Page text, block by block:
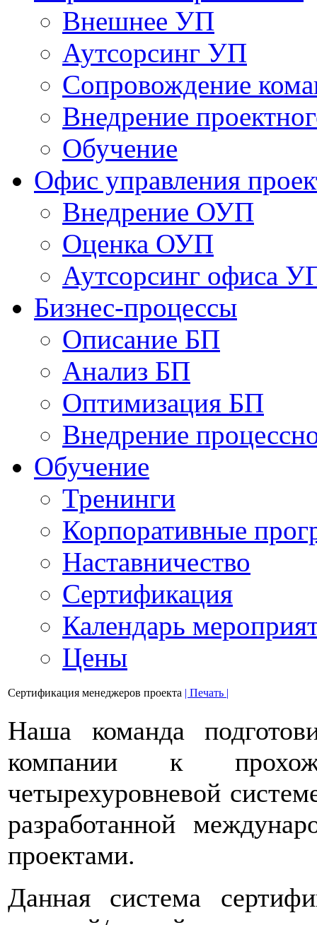
Внешнее УП
Аутсорсинг УП
Сопровождение
Внедрение
Обучение
Офис управления
Bнедрение ОУП
Оценка ОУП
Аутсорсинг офиса
Бизнес-процессы
Описание БП
Анализ БП
Оптимизация БП
Внедрение
Обучениe
Тренинги
Корпоративные
Наставничество
Сертификация
Календарь
Цены
Сертификация менеджеров проекта | Печать |
Наша команда
компании к
четырехуровневой
разработанной
проектами.
Данная система